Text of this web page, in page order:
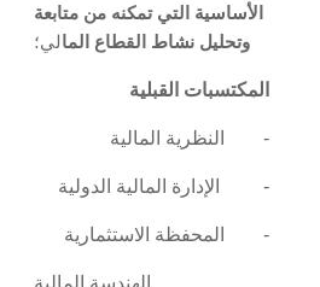
الأساسية التي تمكنه من متابعة
وتحليل نشاط القطاع المالي؛
المكتسبات القبلية
- النظرية المالية
- الإدارة المالية الدولية
- المحفظة الاستثمارية
الهندسة المالية